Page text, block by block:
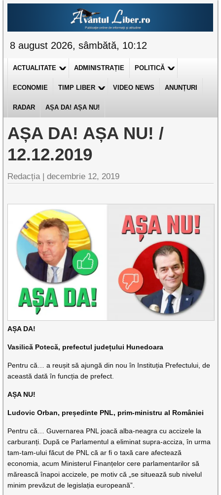
8 august 2026, sâmbătă, 10:12
ACTUALITATE ADMINISTRAȚIE POLITICĂ
ECONOMIE TIMP LIBER VIDEO NEWS ANUNȚURI
RADAR AȘA DA! AȘA NU!
AȘA DA! AȘA NU! /
12.12.2019
Redacția |decembrie 12, 2019
AȘA DA!
Vasilică Potecă, prefectul județului Hunedoara
Pentru că… a reușit să ajungă din nou în Instituția Prefectului, de
această dată în funcția de prefect.
AȘA NU!
Ludovic Orban, președinte PNL, prim-ministru al României
Pentru că… Guvernarea PNL joacă alba-neagra cu accizele la
carburanți. După ce Parlamentul a eliminat supra-acciza, în urma
tam-tam-ului făcut de PNL că ar fi o taxă care afectează
economia, acum Ministerul Finanțelor cere parlamentarilor să
mărească înapoi accizele, pe motiv că „se situează sub nivelul
minim prevăzut de legislația europeană”.